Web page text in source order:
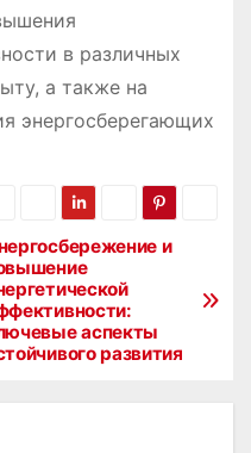
в различных
а также на
энергосберегающих
и
аспекты
развития